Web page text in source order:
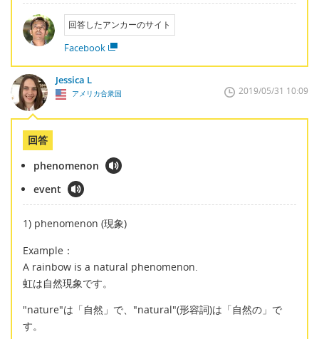
回答したアンカーのサイト
Facebook
Jessica L
アメリカ合衆国 2019/05/31 10:09
回答
phenomenon
event
1) phenomenon (現象)
Example：
A rainbow is a natural phenomenon.
虹は自然現象です。
"nature"は「自然」で、"natural"(形容詞)は「自然の」で
す。